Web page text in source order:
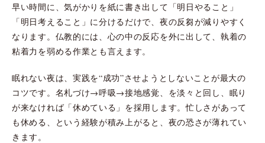
早い時間に、気がかりを紙に書き出して「明日やること」
「明日考えること」に分けるだけで、夜の反芻が減りやすく
なります。仏教的には、心の中の反応を外に出して、執着の
粘着力を弱める作業とも言えます。
眠れない夜は、実践を“成功”させようとしないことが最大の
コツです。名札づけ→呼吸→接地感覚、を淡々と回し、眠り
が来なければ「休めている」を採用します。忙しさがあって
も休める、という経験が積み上がると、夜の恐さが薄れてい
きます。